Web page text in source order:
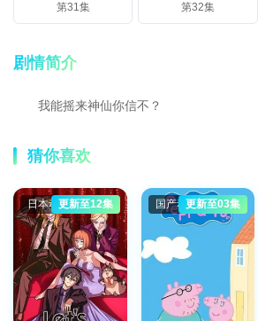
第31集 第32集
剧情简介
我能摇来神仙你信不？
猜你喜欢
日本动漫更新至12集 国产动漫更新至03集